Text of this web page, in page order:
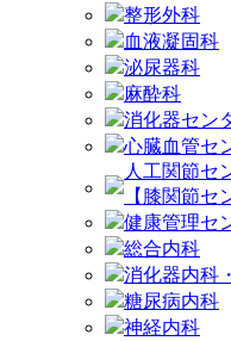
整形外科
血液凝固科
泌尿器科
麻酔科
消化器セン
心臓血管セ
人工関節セ
【膝関節セ
健康管理セ
総合内科
消化器内科
糖尿病内科
神経内科